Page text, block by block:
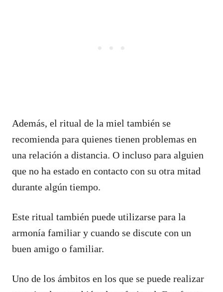
Además, el ritual de la miel también se
recomienda para quienes tienen problemas en
una relación a distancia. O incluso para alguien
que no ha estado en contacto con su otra mitad
durante algún tiempo.
Este ritual también puede utilizarse para la
armonía familiar y cuando se discute con un
buen amigo o familiar.
Uno de los ámbitos en los que se puede realizar